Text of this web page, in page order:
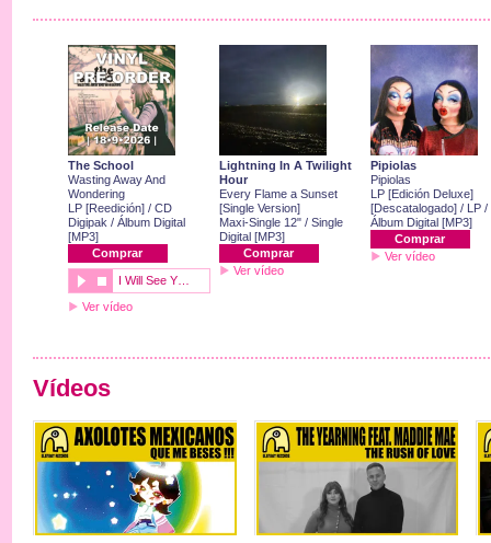
The School
Wasting Away And
Wondering
LP [Reedición] / CD
Digipak / Álbum Digital
[MP3]
Comprar
I Will See Y…
Ver vídeo
Lightning In A Twilight
Hour
Every Flame a Sunset
[Single Version]
Maxi-Single 12" / Single
Digital [MP3]
Comprar
Ver vídeo
Pipiolas
Pipiolas
LP [Edición Deluxe]
[Descatalogado] / LP /
Álbum Digital [MP3]
Comprar
Ver vídeo
Vídeos